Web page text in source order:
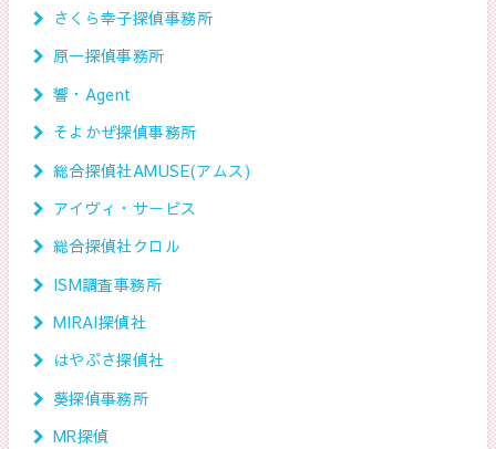
さくら幸子探偵事務所
原一探偵事務所
響・Agent
そよかぜ探偵事務所
総合探偵社AMUSE(アムス)
アイヴィ・サービス
総合探偵社クロル
ISM調査事務所
MIRAI探偵社
はやぶさ探偵社
葵探偵事務所
MR探偵